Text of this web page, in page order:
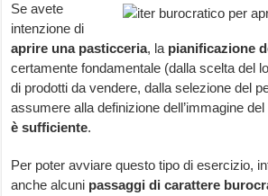
Se avete
intenzione di
aprire una pasticceria, la pianificazione
certamente fondamentale (dalla scelta del
di prodotti da vendere, dalla selezione del
assumere alla definizione dell’immagine
è sufficiente.
Per poter avviare questo tipo di esercizio,
anche alcuni passaggi di carattere